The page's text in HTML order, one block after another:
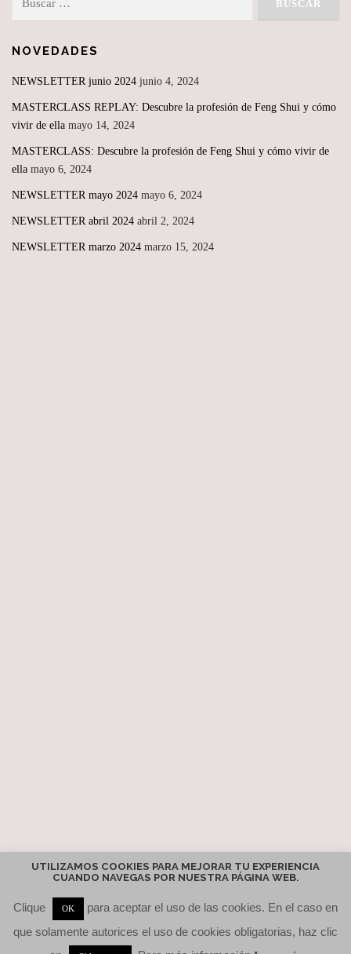
NOVEDADES
NEWSLETTER junio 2024 junio 4, 2024
MASTERCLASS REPLAY: Descubre la profesión de Feng Shui y cómo
vivir de ella mayo 14, 2024
MASTERCLASS: Descubre la profesión de Feng Shui y cómo vivir de
ella mayo 6, 2024
NEWSLETTER mayo 2024 mayo 6, 2024
NEWSLETTER abril 2024 abril 2, 2024
NEWSLETTER marzo 2024 marzo 15, 2024
Copyright © 2026 Harmonía Integral
UTILIZAMOS COOKIES PARA MEJORAR TU EXPERIENCIA
CUANDO NAVEGAS POR NUESTRA PÁGINA WEB.
Clique OK
para aceptar el uso de las cookies. En el caso en
que solamente autorices el uso de cookies obligatorias, haz clic